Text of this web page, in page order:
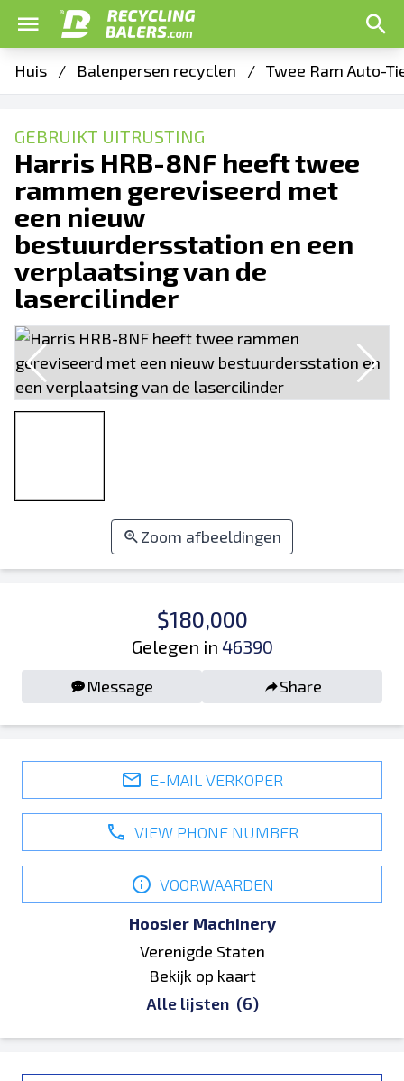
Huis / Balenpersen recyclen / Twee Ram Auto-
GEBRUIKT UITRUSTING
Harris HRB-8NF heeft twee
rammen gereviseerd met
een nieuw
bestuurdersstation en een
verplaatsing van de
lasercilinder
Zoom afbeeldingen
$180,000
Gelegen in 46390
Message Share
E-MAIL VERKOPER
VIEW PHONE NUMBER
VOORWAARDEN
Hoosier Machinery
Verenigde Staten
Bekijk op kaart
Alle lijsten (6)